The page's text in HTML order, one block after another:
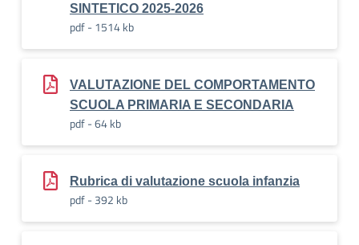
SINTETICO 2025-2026
pdf - 1514 kb
VALUTAZIONE DEL COMPORTAMENTO
SCUOLA PRIMARIA E SECONDARIA
pdf - 64 kb
Rubrica di valutazione scuola infanzia
pdf - 392 kb